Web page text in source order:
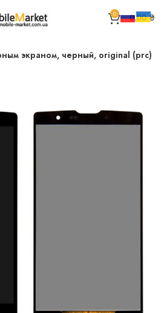
0 0.00₴
экраном, черный, original (prc)